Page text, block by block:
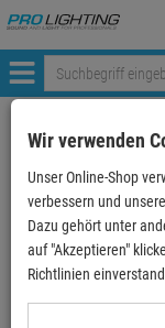
Menü
Weiter einkaufen
IRIDIUM Air Cone
Wir verwenden
Unser Online-Shop
verbessern und
Dazu gehört unter
auf "Akzeptieren"
Richtlinien